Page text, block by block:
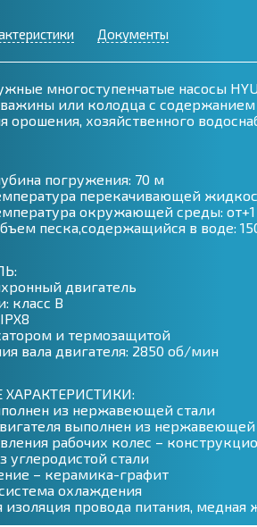
Документы
многоступенчатые насосы
или колодца с содержанием
орошения, хозяйственного
погружения: 70 м
перекачивающей
окружающей среды:
песка,содержащийся в воде:
двигатель
класс B
и термозащитой
вала двигателя: 2850 об/мин
из нержавеющей стали
выполнен из нержавеющей
рабочих колес –
углеродистой стали
– керамика-графит
охлаждения
изоляция провода питания, медная